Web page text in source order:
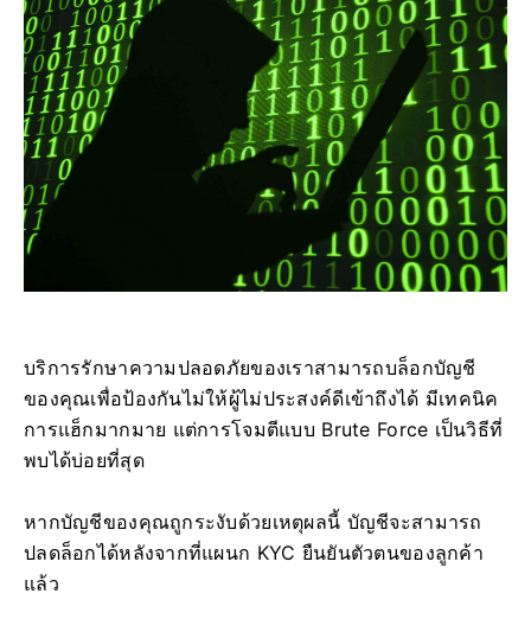
บริการรักษาความปลอดภัยของเราสามารถบล็อกบัญชี
ของคุณเพื่อป้องกันไม่ให้ผู้ไม่ประสงค์ดีเข้าถึงได้ มีเทคนิค
การแฮ็กมากมาย แต่การโจมตีแบบ Brute Force เป็นวิธีที่
พบได้บ่อยที่สุด
หากบัญชีของคุณถูกระงับด้วยเหตุผลนี้ บัญชีจะสามารถ
ปลดล็อกได้หลังจากที่แผนก KYC ยืนยันตัวตนของลูกค้า
แล้ว